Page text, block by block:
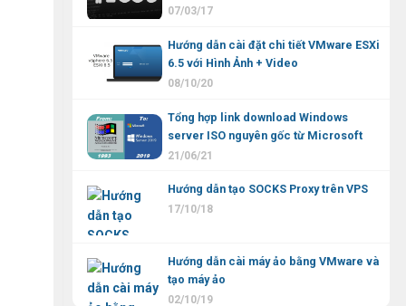
07/03/17
Hướng dẫn cài đặt chi tiết VMware ESXi
6.5 với Hình Ảnh + Video
08/10/20
Tổng hợp link download Windows
server ISO nguyên gốc từ Microsoft
21/06/21
Hướng dẫn tạo SOCKS Proxy trên VPS
17/10/18
Hướng dẫn cài máy ảo bằng VMware và
tạo máy ảo
02/10/19